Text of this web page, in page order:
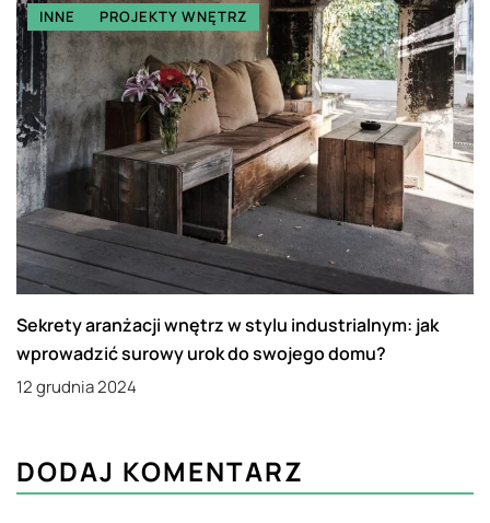
INNE PROJEKTY WNĘTRZ
Sekrety aranżacji wnętrz w stylu industrialnym: jak
wprowadzić surowy urok do swojego domu?
12 grudnia 2024
DODAJ KOMENTARZ